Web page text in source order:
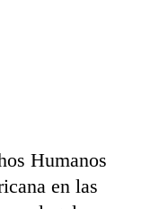
Humanos
en las